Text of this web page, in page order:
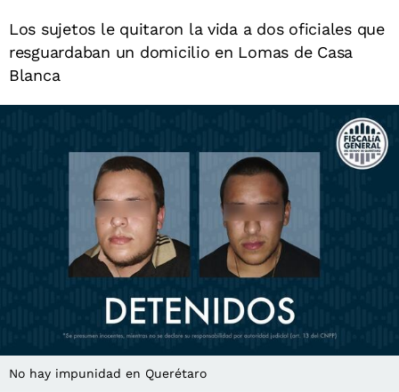
Los sujetos le quitaron la vida a dos oficiales que
resguardaban un domicilio en Lomas de Casa
Blanca
No hay impunidad en Querétaro